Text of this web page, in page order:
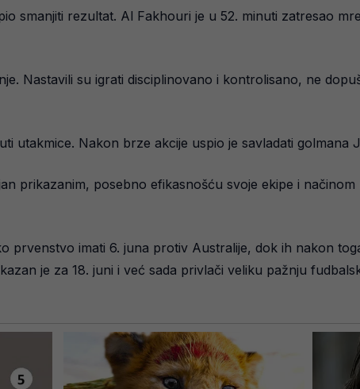
smanjiti rezultat. Al Fakhouri je u 52. minuti zatresao
Nastavili su igrati disciplinovano i kontrolisano, ne
utakmice. Nakon brze akcije uspio je savladati golmana
prikazanim, posebno efikasnošću svoje ekipe i
prvenstvo imati 6. juna protiv Australije, dok ih nakon
je za 18. juni i već sada privlači veliku pažnju